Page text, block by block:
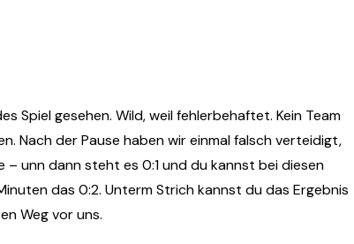
Spiel gesehen. Wild, weil fehlerbehaftet. Kein Team
Nach der Pause haben wir einmal falsch verteidigt,
unn dann steht es 0:1 und du kannst bei diesen
das 0:2. Unterm Strich kannst du das Ergebnis
Weg vor uns.